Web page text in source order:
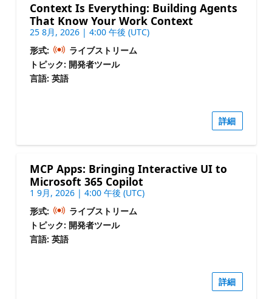
Context Is Everything: Building Agents
That Know Your Work Context
25 8月, 2026 | 4:00 午後 (UTC)
形式:
ライブストリーム
トピック: 開発者ツール
言語: 英語
詳細
MCP Apps: Bringing Interactive UI to
Microsoft 365 Copilot
1 9月, 2026 | 4:00 午後 (UTC)
形式:
ライブストリーム
トピック: 開発者ツール
言語: 英語
詳細